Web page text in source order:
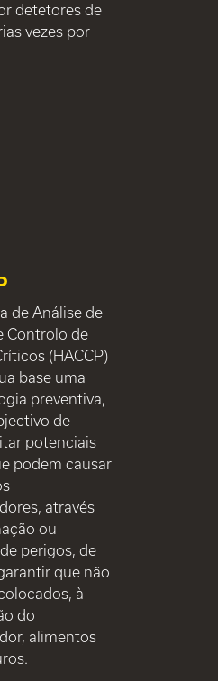
detetores de
vezes por
de Análise de
Controlo de
(HACCP)
base uma
preventiva,
de
potenciais
podem causar
através
ou
perigos, de
que não
à
do
alimentos